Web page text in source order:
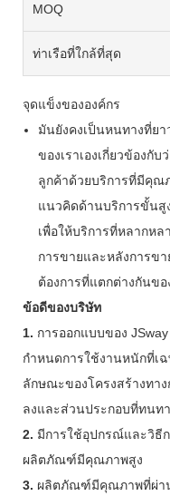
MOQ
ท่าเรือที่ใกล้ที่สุด
จุดแข็งขององค์กร
มันยังคงเป็นหนทางที่ย
ของเราเองเกี่ยวข้องกั
ลูกค้าด้วยบริการที่มีคุณ
แนวคิดด้านบริการขั้นสู
เพื่อให้บริการที่หลากห
การขายและหลังการข
ต้องการที่แตกต่างกันขอ
ข้อดีของบริษัท
1. การออกแบบของ
กำหนดการใช้งานหนักที่เ
ลักษณะของโครงสร้างทา
ลงและส่วนประกอบที่ทนท
2. มีการใช้อุปกรณ์และวิธี
ผลิตภัณฑ์มีคุณภาพสูง
3. ผลิตภัณฑ์มีคุณภาพที่ผ่าน